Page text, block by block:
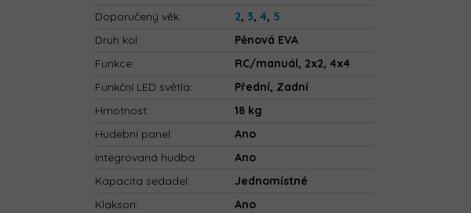
Doporučený věk: 2, 3,4, 5
Druh kol:
Pěnová EVA
Funkce:
RC/manuál, 2x2, 4x4
Funkční LED světla:
Přední, Zadní
Hmotnost:
18 kg
Hudební panel:
Ano
Integrovaná hudba:
Ano
Kapacita sedadel:
Jednomístné
Klakson:
Ano